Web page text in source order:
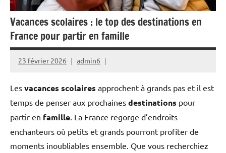
Vacances scolaires : le top des destinations en
France pour partir en famille
23 février 2026 admin6
Les vacances scolaires approchent à grands pas et il est
temps de penser aux prochaines destinations pour
partir en famille. La France regorge d’endroits
enchanteurs où petits et grands pourront profiter de
moments inoubliables ensemble. Que vous recherchiez